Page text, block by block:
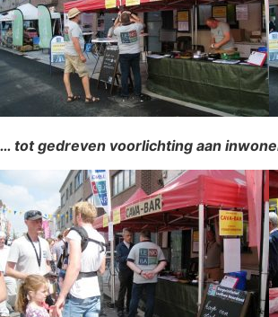
… tot gedreven voorlichting aan